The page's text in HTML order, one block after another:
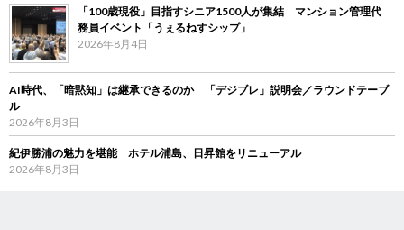
「100歳現役」目指すシニア1500人が集結 マンション管理代
務員イベント「うぇるねすシップ」
2026年8月4日
AI時代、「暗黙知」は継承できるのか 「デジブレ」説明会／ラウンドテーブ
ル
2026年8月3日
紀伊勝浦の魅力を堪能 ホテル浦島、日昇館をリニューアル
2026年8月3日